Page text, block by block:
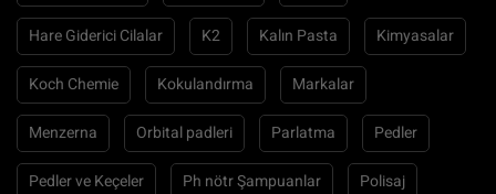
Hare Giderici Cilalar K2 Kalın Pasta Kimyasalar
Koch Chemie Kokulandırma Markalar
Menzerna Orbital padleri Parlatma Pedler
Pedler ve Keçeler Ph nötr Şampuanlar Polisaj